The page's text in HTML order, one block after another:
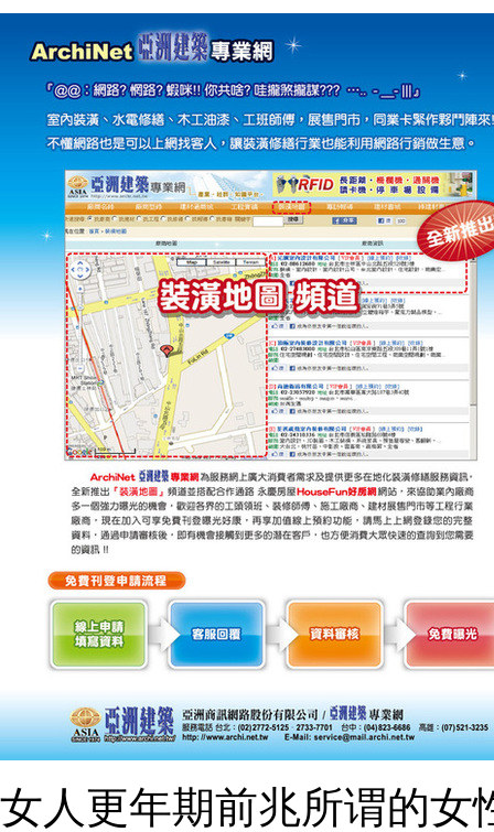
女人更年期前兆所谓的女